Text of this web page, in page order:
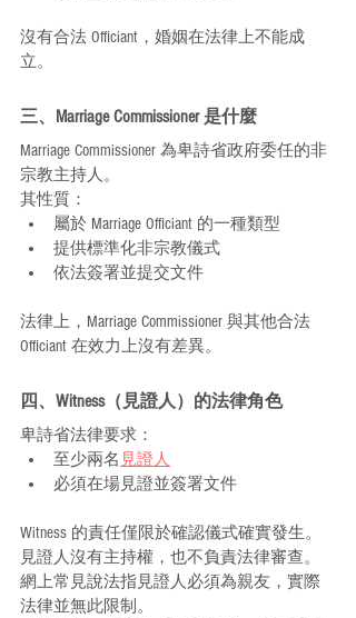
沒有合法 Officiant，婚姻在法律上不能成
立。
三、Marriage Commissioner 是什麼
Marriage Commissioner 為卑詩省政府委任的非
宗教主持人。
其性質：
屬於 Marriage Officiant 的一種類型
提供標準化非宗教儀式
依法簽署並提交文件
法律上，Marriage Commissioner 與其他合法
Officiant 在效力上沒有差異。
四、Witness（見證人）的法律角色
卑詩省法律要求：
至少兩名 見證人
必須在場見證並簽署文件
Witness 的責任僅限於確認儀式確實發生。
見證人沒有主持權，也不負責法律審查。
網上常見說法指見證人必須為親友，實際
法律並無此限制。